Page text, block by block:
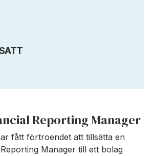
Reporting Manager
fått förtroendet att tillsätta en
Manager till ett bolag